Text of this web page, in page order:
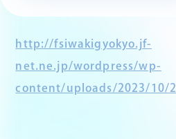
http://fsiwakigyokyo.jf-
net.ne.jp/wordpress/wp-
content/uploads/2023/10/